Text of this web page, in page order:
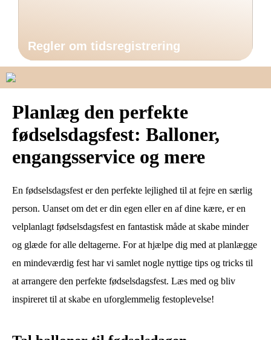
Regler om tidsregistrering
Planlæg den perfekte
fødselsdagsfest: Balloner,
engangsservice og mere
En fødselsdagsfest er den perfekte lejlighed til at fejre en særlig
person. Uanset om det er din egen eller en af dine kære, er en
velplanlagt fødselsdagsfest en fantastisk måde at skabe minder
og glæde for alle deltagerne. For at hjælpe dig med at planlægge
en mindeværdig fest har vi samlet nogle nyttige tips og tricks til
at arrangere den perfekte fødselsdagsfest. Læs med og bliv
inspireret til at skabe en uforglemmelig festoplevelse!